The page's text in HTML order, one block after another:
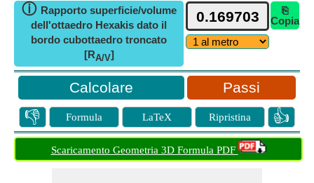
ⓘ Rapporto superficie/volume
dell'ottaedro Hexakis dato il
bordo cubottaedro troncato
[RA/V]
⎘
Copia
Passi
👎 Formula LaTeX Ripristina 👍
Scaricamento Geometria 3D Formula PDF